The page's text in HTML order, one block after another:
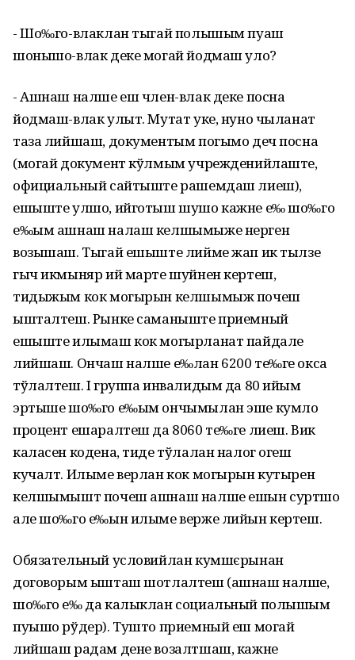
- Шо‰го-влаклан тыгай полышым пуаш
шонышо-влак деке могай йодмаш уло?
- Ашнаш налше еш член-влак деке посна
йодмаш-влак улыт. Мутат уке, нуно чыланат
таза лийшаш, документым погымо деч посна
(могай документ кўлмым учрежденийлаште,
официальный сайтыште рашемдаш лиеш),
ешыште улшо, ийготыш шушо кажне е‰ шо‰го
е‰ым ашнаш налаш келшымыже нерген
возышаш. Тыгай ешыште лийме жап ик тылзе
гыч икмыняр ий марте шуйнен кертеш,
тидыжым кок могырын келшымыж почеш
ышталтеш. Рынке саманыште приемный
ешыште илымаш кок могырланат пайдале
лийшаш. Ончаш налше е‰лан 6200 те‰ге окса
тўлалтеш. I группа инвалидым да 80 ийым
эртыше шо‰го е‰ым ончымылан эше кумло
процент ешаралтеш да 8060 те‰ге лиеш. Вик
каласен кодена, тиде тўлалан налог огеш
кучалт. Илыме верлан кок могырын кутырен
келшымышт почеш ашнаш налше ешын суртшо
але шо‰го е‰ын илыме верже лийын кертеш.
Обязательный условийлан кумшєрынан
договорым ышташ шотлалтеш (ашнаш налше,
шо‰го е‰ да калыклан социальный полышым
пуышо рўдер). Тушто приемный еш могай
лийшаш радам дене возалтшаш, кажне